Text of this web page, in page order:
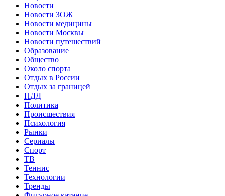
Новости
Новости ЗОЖ
Новости медицины
Новости Москвы
Новости путешествий
Образование
Общество
Около спорта
Отдых в России
Отдых за границей
ПДД
Политика
Происшествия
Психология
Рынки
Сериалы
Спорт
ТВ
Теннис
Технологии
Тренды